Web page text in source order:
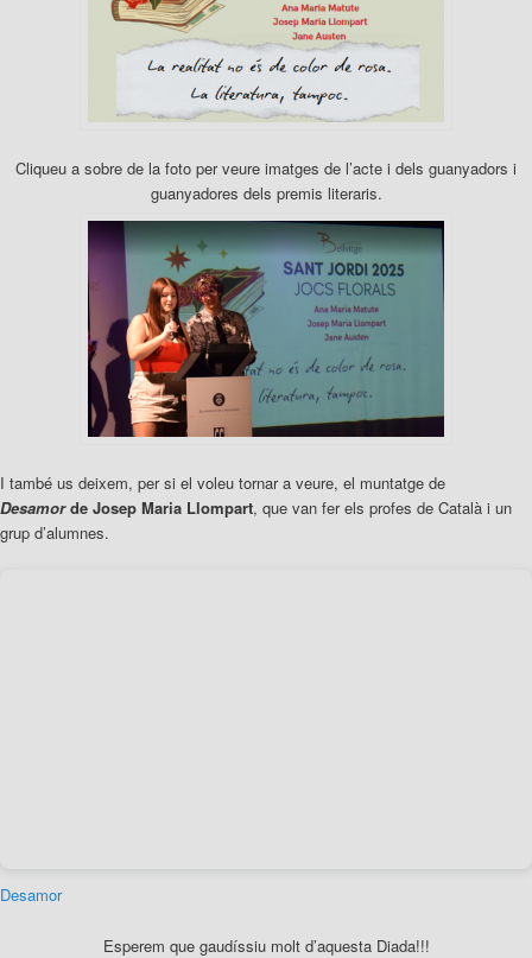
Cliqueu a sobre de la foto per veure imatges de l’acte i dels guanyadors i
guanyadores dels premis literaris.
I també us deixem, per si el voleu tornar a veure, el muntatge de
Desamor de Josep Maria Llompart, que van fer els profes de Català i un
grup d’alumnes.
Desamor
Esperem que gaudíssiu molt d’aquesta Diada!!!